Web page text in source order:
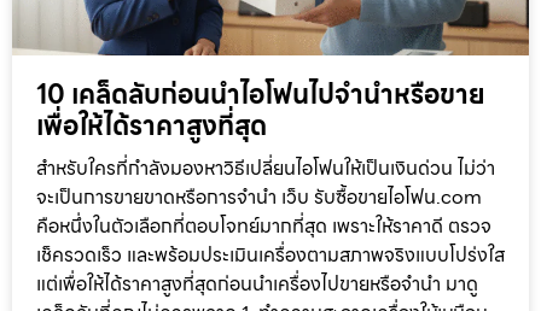
10 เคล็ดลับก่อนนำไอโฟนไปจำนำหรือขาย
เพื่อให้ได้ราคาสูงที่สุด
สำหรับใครที่กำลังมองหาวิธีเปลี่ยนไอโฟนให้เป็นเงินด่วน ไม่ว่า
จะเป็นการขายขาดหรือการจำนำ เว็บ รับซื้อขายไอโฟน.com
คือหนึ่งในตัวเลือกที่ตอบโจทย์มากที่สุด เพราะให้ราคาดี ตรวจ
เช็ครวดเร็ว และพร้อมประเมินเครื่องตามสภาพจริงแบบโปร่งใส
แต่เพื่อให้ได้ราคาสูงที่สุดก่อนนำเครื่องไปขายหรือจำนำ มาดู